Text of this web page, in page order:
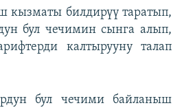
кызматы билдирүү таратып,
бул чечимин сынга алып,
калтырууну талап
бул чечими байланыш